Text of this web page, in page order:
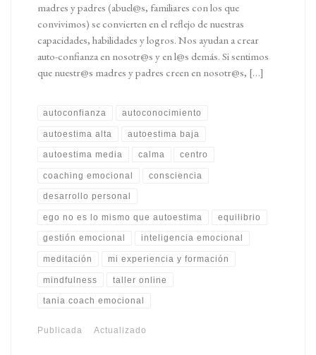
madres y padres (abuel@s, familiares con los que
convivimos) se convierten en el reflejo de nuestras
capacidades, habilidades y logros. Nos ayudan a crear
auto-confianza en nosotr@s y en l@s demás. Si sentimos
que nuestr@s madres y padres creen en nosotr@s, […]
autoconfianza autoconocimiento
autoestima alta autoestima baja
autoestima media calma centro
coaching emocional consciencia
desarrollo personal
ego no es lo mismo que autoestima equilibrio
gestión emocional inteligencia emocional
meditación mi experiencia y formación
mindfulness taller online
tania coach emocional
Publicada Actualizado